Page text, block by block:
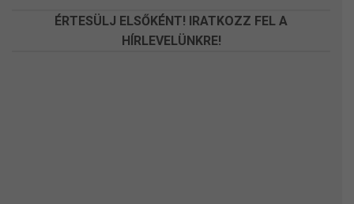
ÉRTESÜLJ ELSŐKÉNT! IRATKOZZ FEL A
HÍRLEVELÜNKRE!